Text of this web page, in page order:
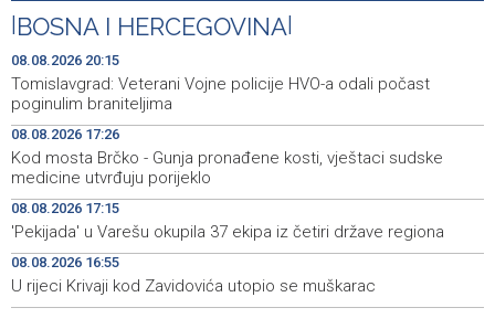
18:21
Iranski šef sigurnosti: Hormuški moreuz će ostati
zatvoren dok SAD ne ispuni zahtjeve Teherana
18:09
Iran 'vrlo blizu' dogovora s Omanom o novoj Hormuškoj
brodskoj ruti
18:05
Koncertom Marije Šerifović večeras se zatvara
manifestacija 'Dani dijaspore Travnik 2026'
17:26
Kod mosta Brčko - Gunja pronađene kosti, vještaci
sudske medicine utvrđuju porijeklo
17:15
'Pekijada' u Varešu okupila 37 ekipa iz četiri države
regiona
BOSNA I HERCEGOVINA
08.08.2026 20:15
Tomislavgrad: Veterani Vojne policije HVO-a odali počast
poginulim braniteljima
08.08.2026 17:26
Kod mosta Brčko - Gunja pronađene kosti, vještaci sudske
medicine utvrđuju porijeklo
08.08.2026 17:15
'Pekijada' u Varešu okupila 37 ekipa iz četiri države regiona
08.08.2026 16:55
U rijeci Krivaji kod Zavidovića utopio se muškarac